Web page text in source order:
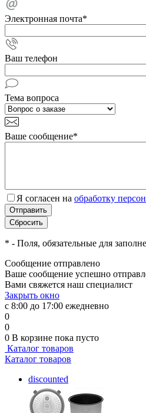
Электронная почта*
Ваш телефон
Тема вопроса
Ваше сообщение*
Я согласен на обработку
* - Поля, обязательные для
Сообщение отправлено
Ваше сообщение успешно
Вами свяжется наш специалист
Закрыть окно
с 8:00 до 17:00 ежедневно
0
0
0 В корзине пока пусто
Каталог товаров
Каталог товаров
discounted